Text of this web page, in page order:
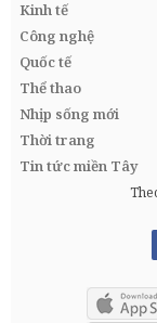
Kinh tế
Công nghệ
Quốc tế
Thể thao
Nhịp sống mới
Thời trang
Tin tức miền Tây